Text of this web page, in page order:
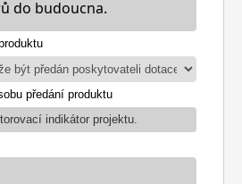
do budoucna.
předání produktu
indikátor projektu.